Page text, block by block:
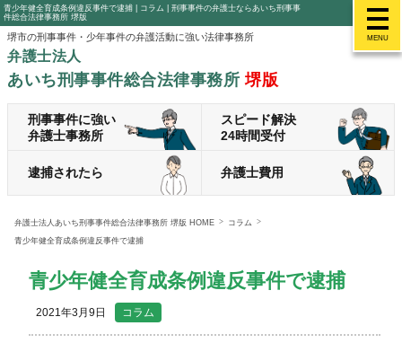
MENU
青少年健全育成条例違反事件で逮捕 | コラム | 刑事事件の弁護士ならあいち刑事事
件総合法律事務所 堺版
堺市の刑事事件・少年事件の弁護活動に強い法律事務所
弁護士法人
あいち刑事事件総合法律事務所堺版
刑事事件に強い
弁護士事務所
スピード解決
24時間受付
逮捕されたら 弁護士費用
弁護士法人あいち刑事事件総合法律事務所 堺版 HOME
コラム
青少年健全育成条例違反事件で逮捕
青少年健全育成条例違反事件で逮捕
2021年3月9日 コラム